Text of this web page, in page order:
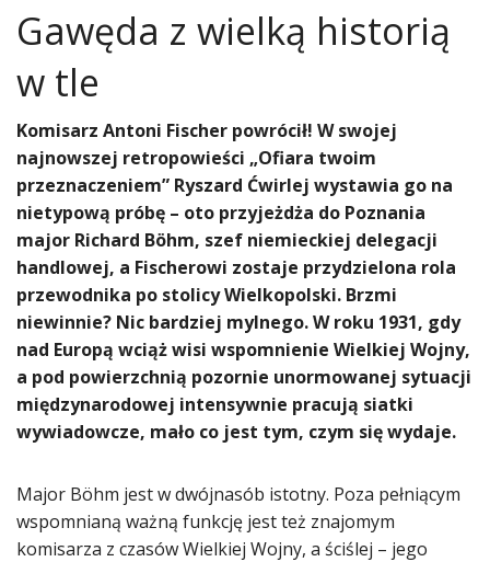
Gawęda z wielką historią
w tle
Komisarz Antoni Fischer powrócił! W swojej
najnowszej retropowieści „Ofiara twoim
przeznaczeniem” Ryszard Ćwirlej wystawia go na
nietypową próbę – oto przyjeżdża do Poznania
major Richard Böhm, szef niemieckiej delegacji
handlowej, a Fischerowi zostaje przydzielona rola
przewodnika po stolicy Wielkopolski. Brzmi
niewinnie? Nic bardziej mylnego. W roku 1931, gdy
nad Europą wciąż wisi wspomnienie Wielkiej Wojny,
a pod powierzchnią pozornie unormowanej sytuacji
międzynarodowej intensywnie pracują siatki
wywiadowcze, mało co jest tym, czym się wydaje.
Major Böhm jest w dwójnasób istotny. Poza pełniącym
wspomnianą ważną funkcję jest też znajomym
komisarza z czasów Wielkiej Wojny, a ściślej – jego